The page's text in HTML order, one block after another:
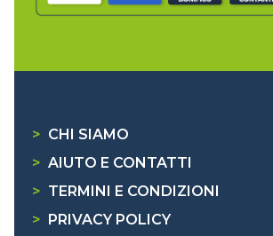
> CHI SIAMO
> AIUTO E CONTATTI
> TERMINI E CONDIZIONI
>
PRIVACY POLICY